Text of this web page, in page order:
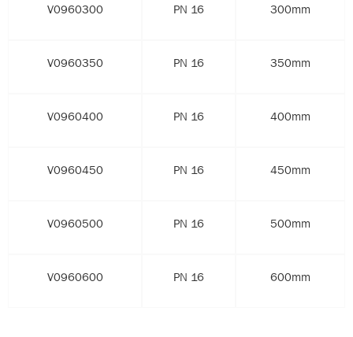
V0960300 PN 16 300mm
V0960350 PN 16 350mm
V0960400 PN 16 400mm
V0960450 PN 16 450mm
V0960500 PN 16 500mm
V0960600 PN 16 600mm